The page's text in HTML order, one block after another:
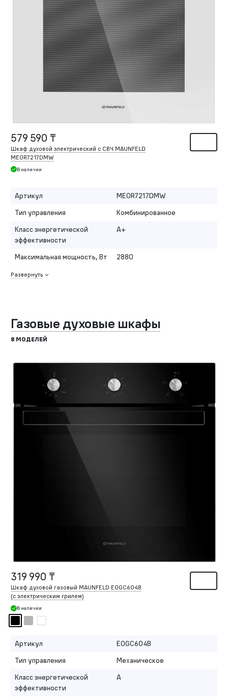
579 590 ₸
Шкаф духовой электрический с СВЧ MAUNFELD
MEOR7217DMW
В наличии
Артикул
MEOR7217DMW
Тип управления
Комбинированное
Класс энергетической
эффективности
A+
Максимальная мощность, Вт 2880
Развернуть
Газовые духовые шкафы
8 МОДЕЛЕЙ
319 990 ₸
Шкаф духовой газовый MAUNFELD EOGC604B
(с электрическим грилем)
В наличии
Артикул
EOGC604B
Тип управления
Механическое
Класс энергетической
эффективности
A